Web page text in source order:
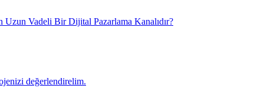
Uzun Vadeli Bir Dijital Pazarlama Kanalıdır?
değerlendirelim.